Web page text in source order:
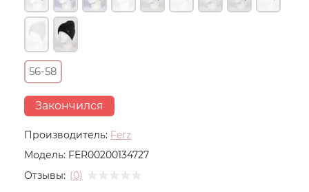
Производитель: Ferz
Модель: FER00200134727
Отзывы: (0)
56-58
Закончился